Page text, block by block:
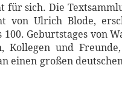
für sich. Die
von Ulrich Blode,
100. Geburtstages von
Kollegen und
einen großen